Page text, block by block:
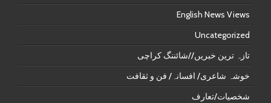
English News Views
Uncategorized
تازہ ترین خبریں//شائننگ کراچی
خوشہ شاعری/ افسانہ/ فن و ثقافت
شخصیات/تعارف